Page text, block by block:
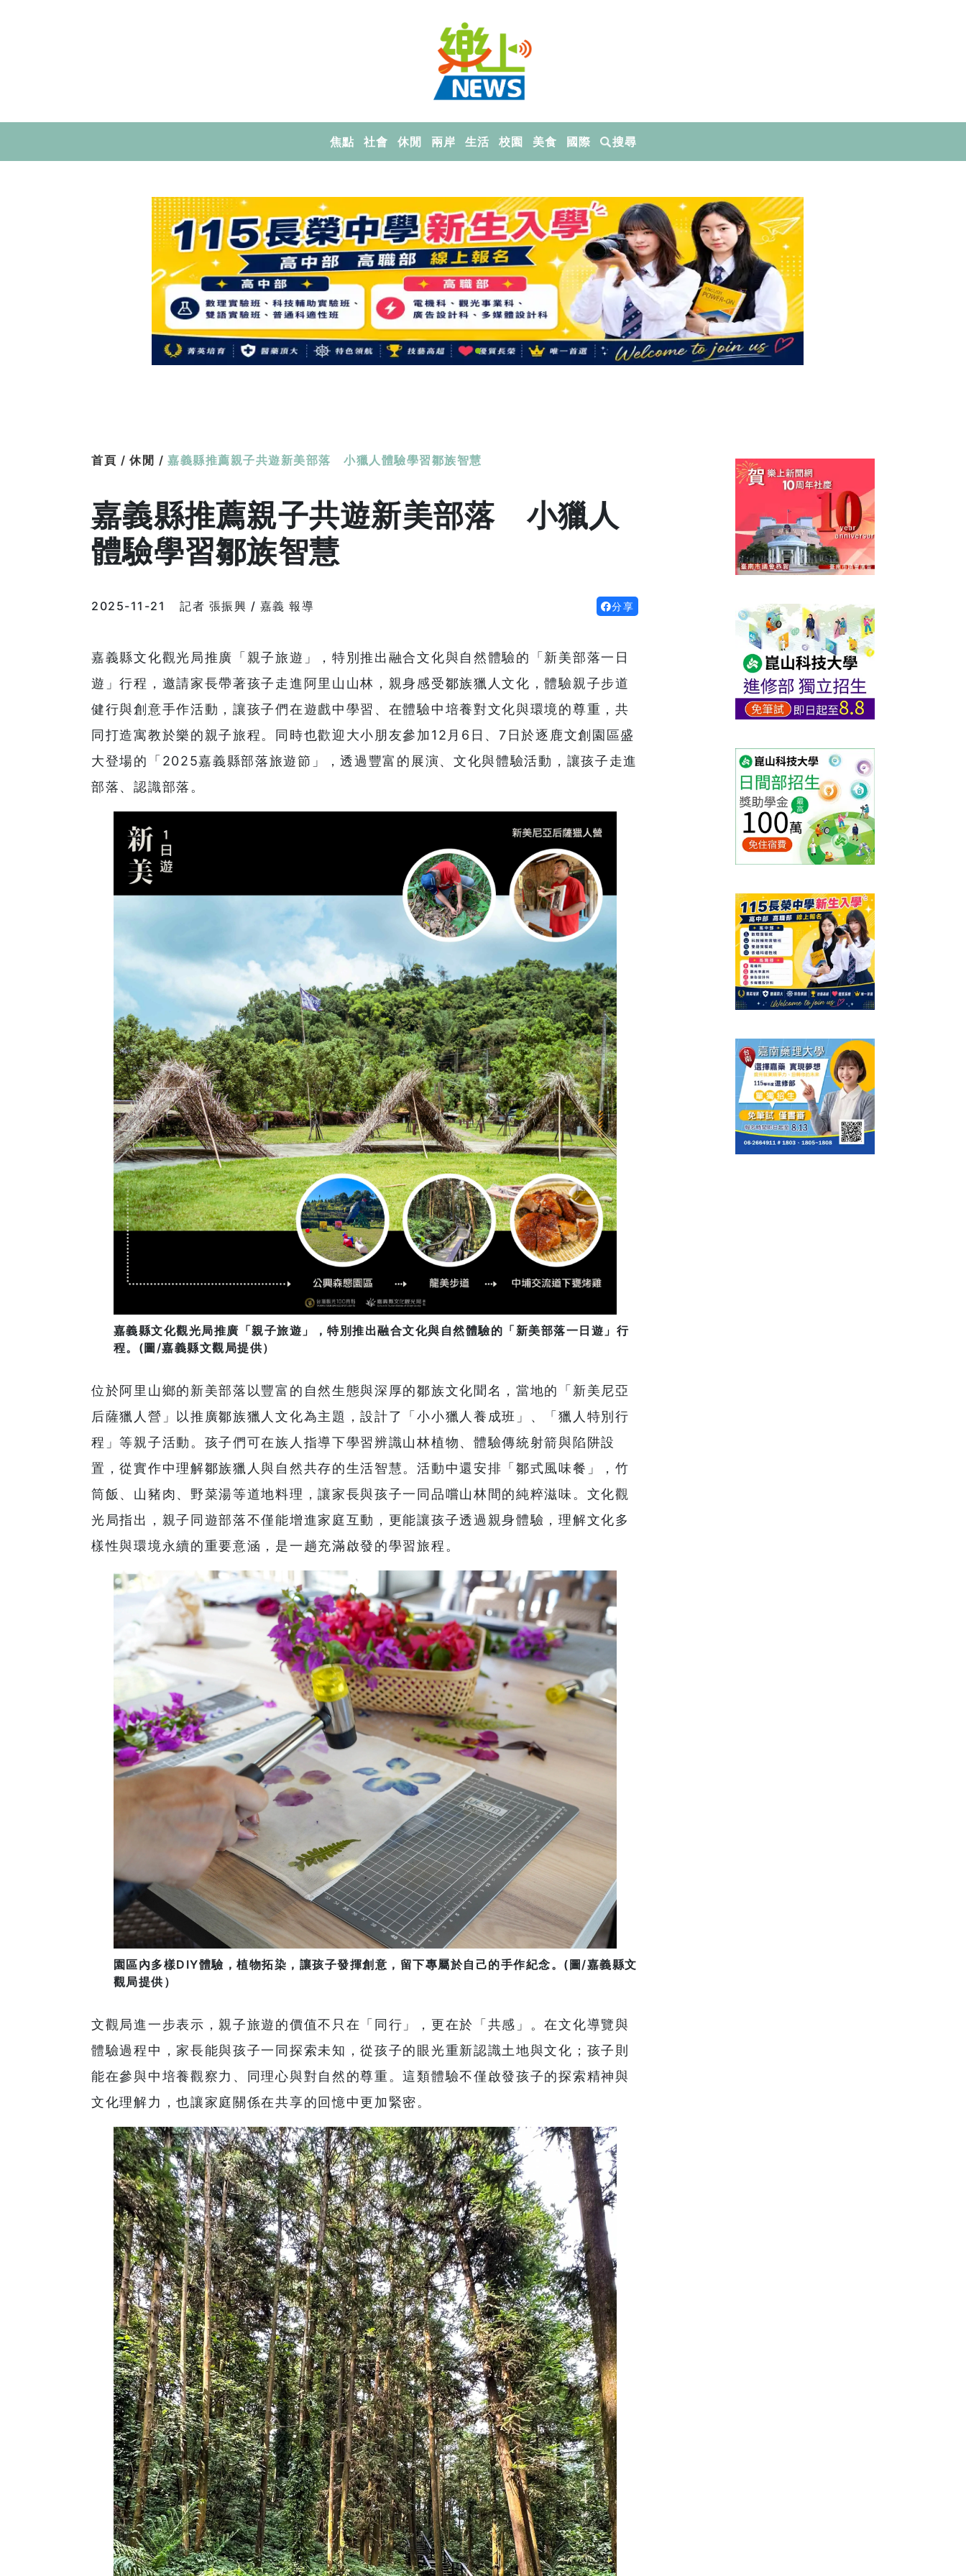
焦點 社會 休閒 兩岸 生活 校園 美食 國際 搜尋
首頁 / 休閒 / 嘉義縣推薦親子共遊新美部落 小獵人體驗學習鄒族智慧
嘉義縣推薦親子共遊新美部落 小獵人
體驗學習鄒族智慧
2025-11-21 記者 張振興 / 嘉義 報導 分享
嘉義縣文化觀光局推廣「親子旅遊」，特別推出融合文化與自然體驗的「新美部落一日
遊」行程，邀請家長帶著孩子走進阿里山山林，親身感受鄒族獵人文化，體驗親子步道
健行與創意手作活動，讓孩子們在遊戲中學習、在體驗中培養對文化與環境的尊重，共
同打造寓教於樂的親子旅程。同時也歡迎大小朋友參加12月6日、7日於逐鹿文創園區盛
大登場的「2025嘉義縣部落旅遊節」，透過豐富的展演、文化與體驗活動，讓孩子走進
部落、認識部落。
嘉義縣文化觀光局推廣「親子旅遊」，特別推出融合文化與自然體驗的「新美部落一日遊」行
程。(圖/嘉義縣文觀局提供）
位於阿里山鄉的新美部落以豐富的自然生態與深厚的鄒族文化聞名，當地的「新美尼亞
后薩獵人營」以推廣鄒族獵人文化為主題，設計了「小小獵人養成班」、「獵人特別行
程」等親子活動。孩子們可在族人指導下學習辨識山林植物、體驗傳統射箭與陷阱設
置，從實作中理解鄒族獵人與自然共存的生活智慧。活動中還安排「鄒式風味餐」，竹
筒飯、山豬肉、野菜湯等道地料理，讓家長與孩子一同品嚐山林間的純粹滋味。文化觀
光局指出，親子同遊部落不僅能增進家庭互動，更能讓孩子透過親身體驗，理解文化多
樣性與環境永續的重要意涵，是一趟充滿啟發的學習旅程。
園區內多樣DIY體驗，植物拓染，讓孩子發揮創意，留下專屬於自己的手作紀念。(圖/嘉義縣文
觀局提供）
文觀局進一步表示，親子旅遊的價值不只在「同行」，更在於「共感」。在文化導覽與
體驗過程中，家長能與孩子一同探索未知，從孩子的眼光重新認識土地與文化；孩子則
能在參與中培養觀察力、同理心與對自然的尊重。這類體驗不僅啟發孩子的探索精神與
文化理解力，也讓家庭關係在共享的回憶中更加緊密。